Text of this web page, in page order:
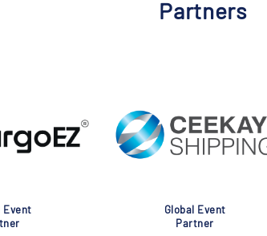
Partners
Event
Global Event
Partner